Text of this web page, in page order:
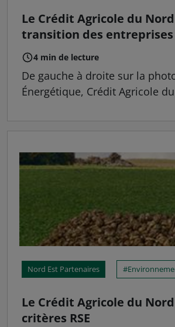
Le Crédit Agricole du
transition des entreprises
4 min de lecture
De gauche à droite sur la
Énergétique, Crédit Agricole
Nord Est Partenaires
Le Crédit Agricole du
critères RSE